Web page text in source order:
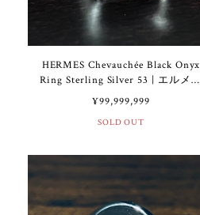
HERMES Chevauchée Black Onyx
Ring Sterling Silver 53 | エルメス
シュヴォシェ ブラック オニキス
リング スターリング シルバー
¥99,999,999
SOLD OUT